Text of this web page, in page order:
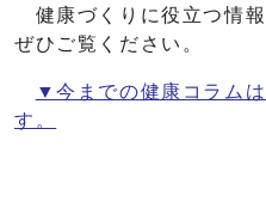
健康づくりに役立つ情報
ぜひご覧ください。
▼今までの健康コラム
す。